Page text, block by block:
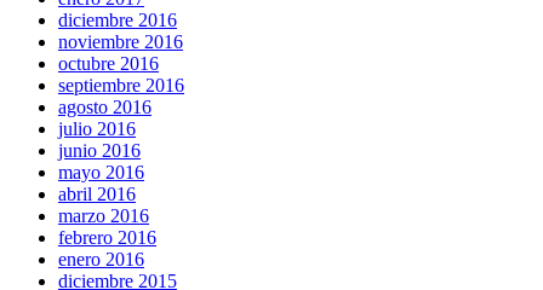
diciembre 2016
noviembre 2016
octubre 2016
septiembre 2016
agosto 2016
julio 2016
junio 2016
mayo 2016
abril 2016
marzo 2016
febrero 2016
enero 2016
diciembre 2015